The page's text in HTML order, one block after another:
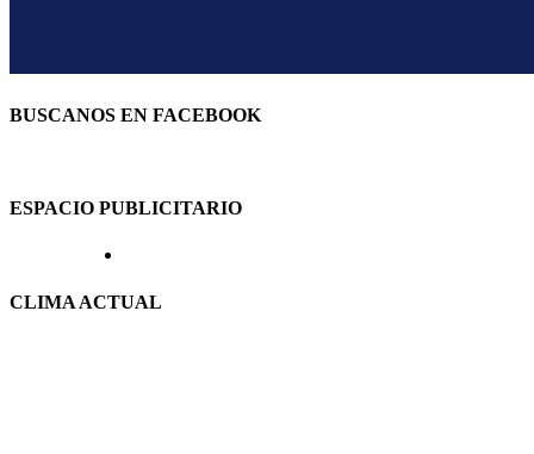
BUSCANOS EN FACEBOOK
ESPACIO PUBLICITARIO
CLIMA ACTUAL